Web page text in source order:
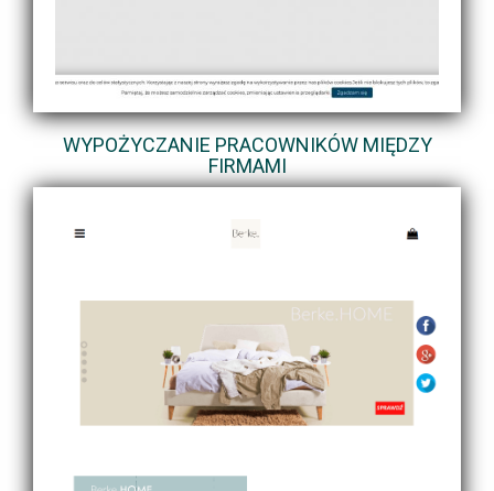
WYPOŻYCZANIE PRACOWNIKÓW MIĘDZY
FIRMAMI